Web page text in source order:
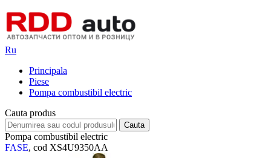
Ru
Principala
Piese
Pompa combustibil electric
Cauta produs
Pompa combustibil electric
FASE, cod XS4U9350AA